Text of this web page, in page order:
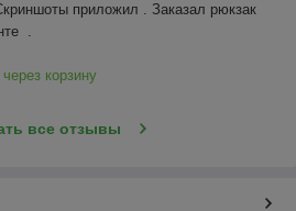
приложил . Заказал рюкзак
.
корзину
все отзывы